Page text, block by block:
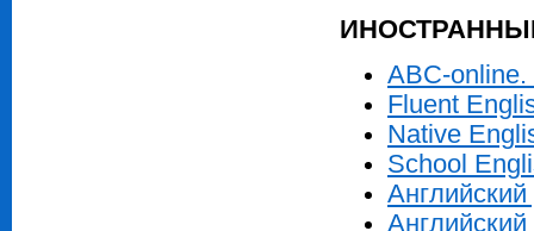
ABC-online.
Fluent
Native
School
Английский